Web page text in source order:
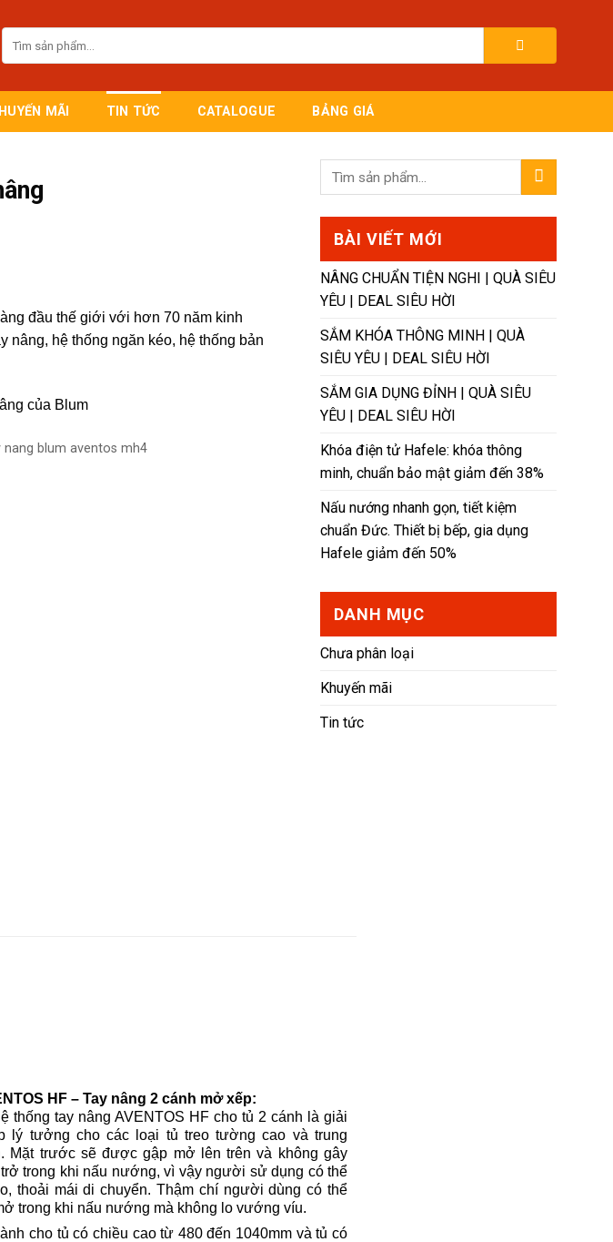
kiếm:
MÃI TIN TỨC CATALOGUE BẢNG GIÁ
đầu thế giới với hơn 70 năm kinh
nâng, hệ thống ngăn kéo, hệ thống bản
của Blum
HF – Tay nâng 2 cánh mở xếp:
thống tay nâng AVENTOS HF cho tủ 2 cánh là giải
lý tưởng cho các loại tủ treo tường cao và trung
Mặt trước sẽ được gập mở lên trên và không gây
trong khi nấu nướng, vì vậy người sử dụng có thể
thoải mái di chuyển. Thậm chí người dùng có thể
trong khi nấu nướng mà không lo vướng víu.
cho tủ có chiều cao từ 480 đến 1040mm và tủ có
BÀI VIẾT MỚI
NÂNG CHUẨN TIỆN NGHI |​ QUÀ SIÊU
YÊU | DEAL SIÊU HỜI ​
SẮM KHÓA THÔNG MINH​ | QUÀ
SIÊU YÊU | DEAL SIÊU HỜI
SẮM GIA DỤNG ĐỈNH | QUÀ SIÊU
YÊU | DEAL SIÊU HỜI
Khóa điện tử Hafele: khóa thông
minh, chuẩn bảo mật giảm đến 38%
Nấu nướng nhanh gọn, tiết kiệm
chuẩn Đức. Thiết bị bếp, gia dụng
Hafele giảm đến 50%
DANH MỤC
Chưa phân loại
Khuyến mãi
Tin tức